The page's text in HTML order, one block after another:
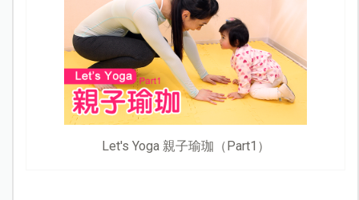
Let's Yoga 親子瑜珈（Part1）